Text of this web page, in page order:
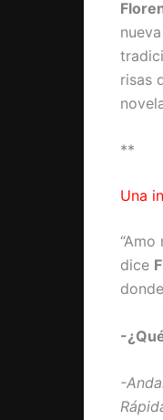
risas
**
Una
dice
-
-